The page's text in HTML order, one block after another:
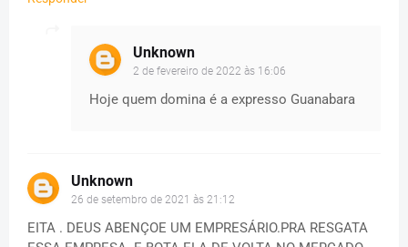
Unknown
2 de fevereiro de 2022 às 16:06
Hoje quem domina é a expresso Guanabara
Unknown
26 de setembro de 2021 às 21:12
EITA . DEUS ABENÇOE UM EMPRESÁRIO.PRA RESGATA